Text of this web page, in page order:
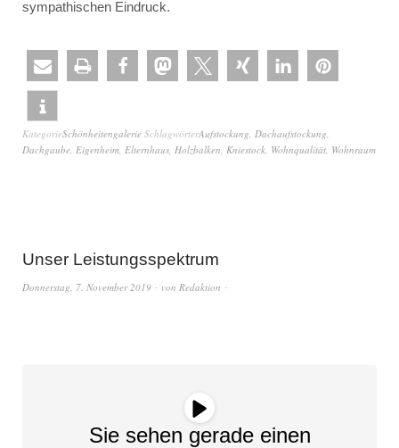
sympathischen Eindruck.
KategorieSchönheitengalerie SchlagwörterAufstockung Dachaufstockung
Dachgaube Eigenheim Elternhaus Holzbalken Kniestock Wohnqualität Wohnraum
Unser Leistungsspektrum
Donnerstag, 7. November 2019 von Redaktion
Sie sehen gerade einen